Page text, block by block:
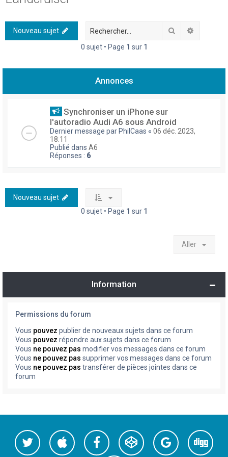
h
r
Nouveau sujet Rechercher
0 sujet • Page 1 sur 1
Annonces
Synchroniser un iPhone sur
l'autoradio Audi A6 sous Android
Dernier message par PhilCaas « 06 déc. 2023,
18:11
Publié dans A6
Réponses : 6
Nouveau sujet
0 sujet • Page 1 sur 1
Aller
Information
Permissions du forum
Vous pouvez publier de nouveaux sujets dans ce forum
Vous pouvez répondre aux sujets dans ce forum
Vous ne pouvez pas modifier vos messages dans ce forum
Vous ne pouvez pas supprimer vos messages dans ce forum
Vous ne pouvez pas transférer de pièces jointes dans ce
forum